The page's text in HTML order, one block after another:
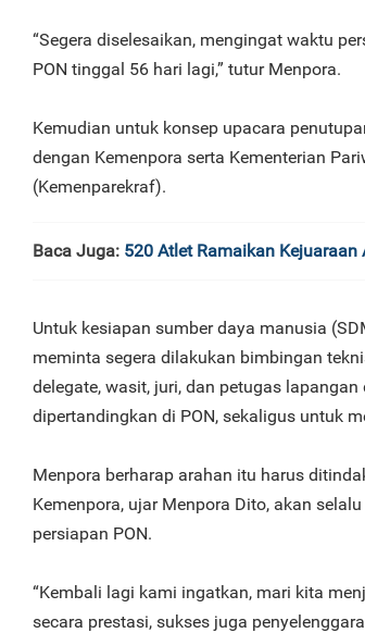
“Segera diselesaikan, mengingat waktu
PON tinggal 56 hari lagi,” tutur Menpora.
Kemudian untuk konsep upacara
dengan Kemenpora serta Kementerian
(Kemenparekraf).
Baca Juga: 520 Atlet Ramaikan
Untuk kesiapan sumber daya manusia
meminta segera dilakukan bimbingan
delegate, wasit, juri, dan petugas
dipertandingkan di PON, sekaligus untuk
Menpora berharap arahan itu harus
Kemenpora, ujar Menpora Dito, akan
persiapan PON.
“Kembali lagi kami ingatkan, mari kita
secara prestasi, sukses juga